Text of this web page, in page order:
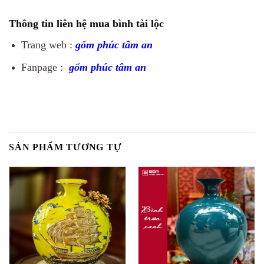
Thông tin liên hệ mua bình tài lộc
Trang web : gốm phúc tâm an
Fanpage : gốm phúc tâm an
SẢN PHẨM TƯƠNG TỰ